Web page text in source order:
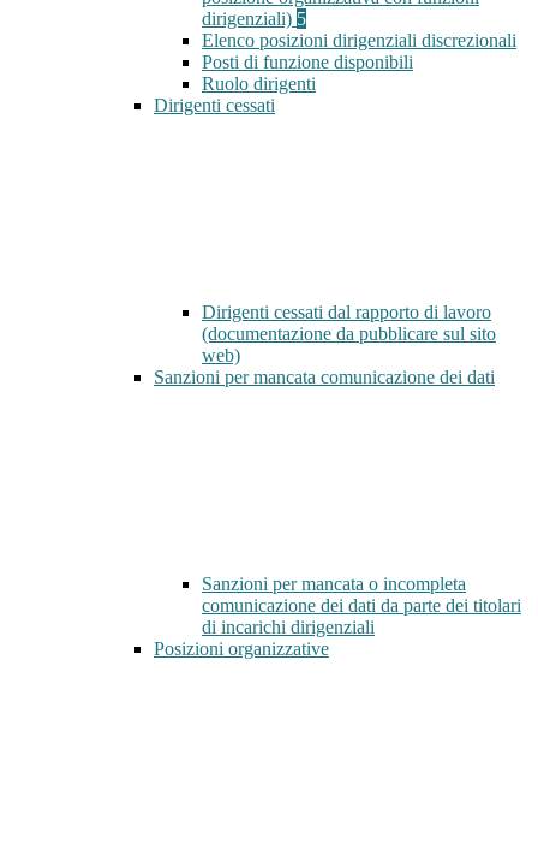
dirigenziali) 5
Elenco posizioni dirigenziali discrezionali
Posti di funzione disponibili
Ruolo dirigenti
Dirigenti cessati
Dirigenti cessati dal rapporto di lavoro
(documentazione da pubblicare sul sito
web)
Sanzioni per mancata comunicazione dei dati
Sanzioni per mancata o incompleta
comunicazione dei dati da parte dei titolari
di incarichi dirigenziali
Posizioni organizzative